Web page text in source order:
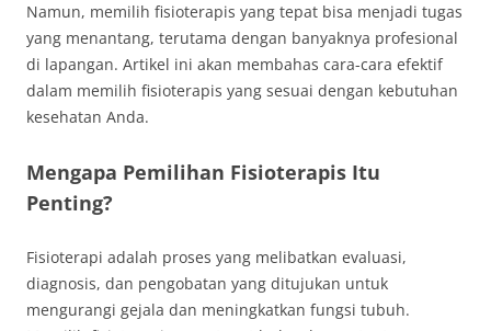
Namun, memilih fisioterapis yang tepat bisa menjadi tugas
yang menantang, terutama dengan banyaknya profesional
di lapangan. Artikel ini akan membahas cara-cara efektif
dalam memilih fisioterapis yang sesuai dengan kebutuhan
kesehatan Anda.
Mengapa Pemilihan Fisioterapis Itu
Penting?
Fisioterapi adalah proses yang melibatkan evaluasi,
diagnosis, dan pengobatan yang ditujukan untuk
mengurangi gejala dan meningkatkan fungsi tubuh.